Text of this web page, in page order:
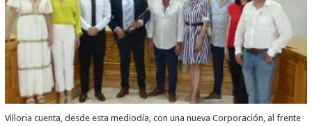
Villoria cuenta, desde esta mediodía, con una nueva Corporación, al frente